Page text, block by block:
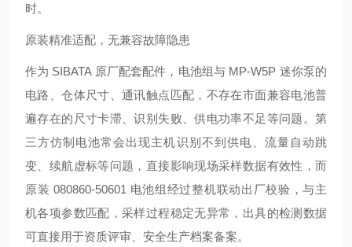
时。
原装精准适配，无兼容故障隐患
作为 SIBATA 原厂配套配件，电池组与 MP-W5P 迷你泵的
电路、仓体尺寸、通讯触点匹配，不存在市面兼容电池普
遍存在的尺寸卡滞、识别失败、供电功率不足等问题。第
三方仿制电池常会出现主机识别不到供电、流量自动跳
变、续航虚标等问题，直接影响现场采样数据有效性，而
原装 080860-50601 电池组经过整机联动出厂校验，与主
机各项参数匹配，采样过程稳定无异常，出具的检测数据
可直接用于资质评审、安全生产档案备案。